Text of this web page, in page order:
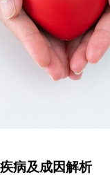
病及成因解析